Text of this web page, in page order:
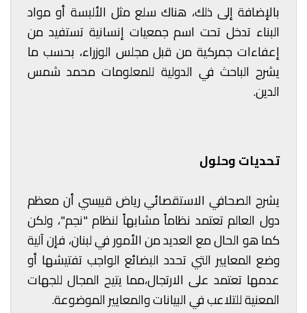
بالإضافة إلى ذلك، هناك سلع مثل الألبسة أو مواد
البناء تدخل تحت اسم جمعيات إنسانية تستفيد من
إعفاءات جمركية من قبل مجلس الوزراء، بحسب ما
يشرح الباحث في الدولية للمعلومات محمد شمس
الدين.
تحديات وحلول
يشرح الصحافي الاستقصائي رياض قبيسي أن معظم
دول العالم تعتمد نظاماً مشابهاً لنظام "نجم"، ولكن
كما هو الحال مع العديد من الأمور في لبنان، فإن آلية
وضع المعايير التي تحدد البضائع الواجب تفتيشها أو
عدمها تعتمد على الارتجال،مما يتيح المجال للجهات
المعنية للتلاعب في البيانات والمعايير الموضوعة.